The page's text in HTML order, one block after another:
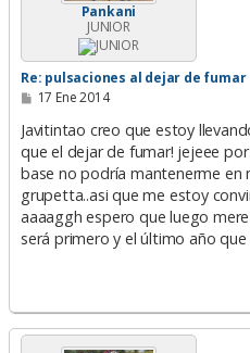
Pankani
JUNIOR
Re: pulsaciones al dejar de fumar
M
n
a
j
e
17 Ene 2014
Javitintao creo que estoy
que el dejar de fumar! jejeee
base no podría mantenerme en
grupetta..asi que me estoy
aaaaggh espero que luego
será primero y el último año que